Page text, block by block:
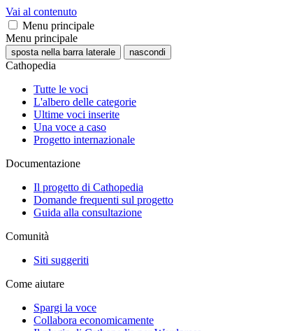
Vai al contenuto
Menu principale
Menu principale
sposta nella barra laterale nascondi
Cathopedia
Tutte le voci
L'albero delle categorie
Ultime voci inserite
Una voce a caso
Progetto internazionale
Documentazione
Il progetto di Cathopedia
Domande frequenti sul progetto
Guida alla consultazione
Comunità
Siti suggeriti
Come aiutare
Spargi la voce
Collabora economicamente